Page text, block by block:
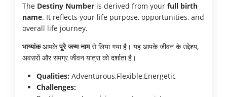
The Destiny Number is derived from your full birth
name. It reflects your life purpose, opportunities, and
overall life journey.
भाग्यांकआपकेपूरे जन्म नामसे लिया गया है। यह आपके जीवन के उद्देश्य,
अवसरों और समग्र जीवन यात्रा को दर्शाता है।
Qualities: Adventurous,Flexible,Energetic
Challenges: